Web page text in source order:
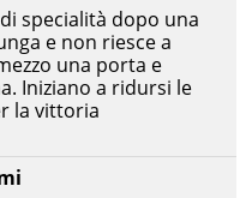
specialità dopo una
e non riesce a
una porta e
Iniziano a ridursi le
la vittoria